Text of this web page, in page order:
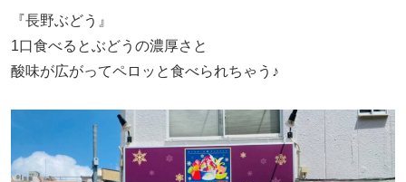
『長野ぶどう』
1口食べるとぶどうの濃厚さと
酸味が広がってペロッと食べられちゃう♪